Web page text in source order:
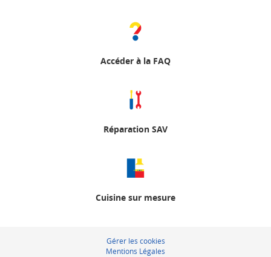
Accéder à la FAQ
Réparation SAV
Cuisine sur mesure
Gérer les cookies
Mentions Légales